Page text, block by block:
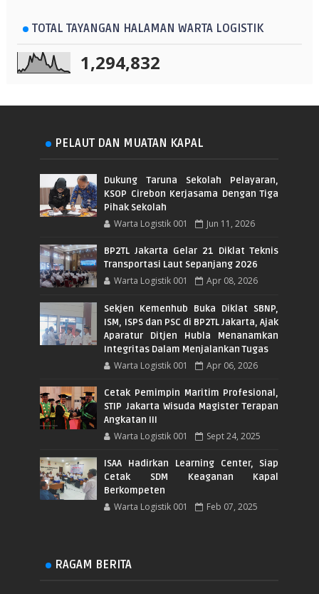
TOTAL TAYANGAN HALAMAN WARTA LOGISTIK
1,294,832
PELAUT DAN MUATAN KAPAL
Dukung Taruna Sekolah Pelayaran,
KSOP Cirebon Kerjasama Dengan Tiga
Pihak Sekolah
Warta Logistik 001 Jun 11, 2026
BP2TL Jakarta Gelar 21 Diklat Teknis
Transportasi Laut Sepanjang 2026
Warta Logistik 001 Apr 08, 2026
Sekjen Kemenhub Buka Diklat SBNP,
ISM, ISPS dan PSC di BP2TL Jakarta, Ajak
Aparatur Ditjen Hubla Menanamkan
Integritas Dalam Menjalankan Tugas
Warta Logistik 001 Apr 06, 2026
Cetak Pemimpin Maritim Profesional,
STIP Jakarta Wisuda Magister Terapan
Angkatan III
Warta Logistik 001 Sept 24, 2025
ISAA Hadirkan Learning Center, Siap
Cetak SDM Keaganan Kapal
Berkompeten
Warta Logistik 001 Feb 07, 2025
RAGAM BERITA